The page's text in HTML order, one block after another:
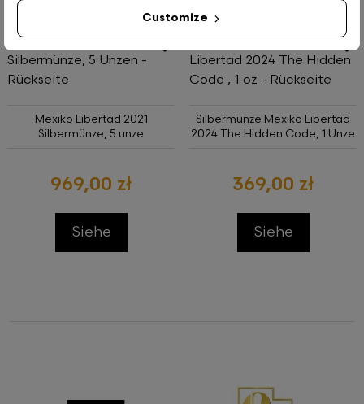
Mexiko Libertad 2021
Silbermünze, 5 unze
969,00 zł
Siehe
Silbermünze Mexiko Libertad
2024 The Hidden Code, 1 Unze
369,00 zł
Siehe
Customize